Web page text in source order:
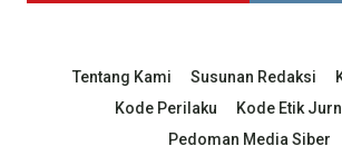
Tentang Kami Susunan Redaksi
Kode Perilaku
Kode Etik
Pedoman Media Siber